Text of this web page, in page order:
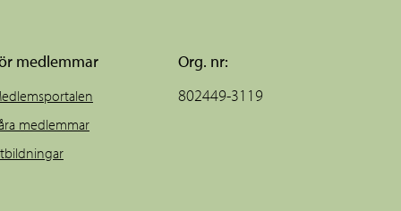
medlemmar
medlemmar
Org. nr:
802449-3119